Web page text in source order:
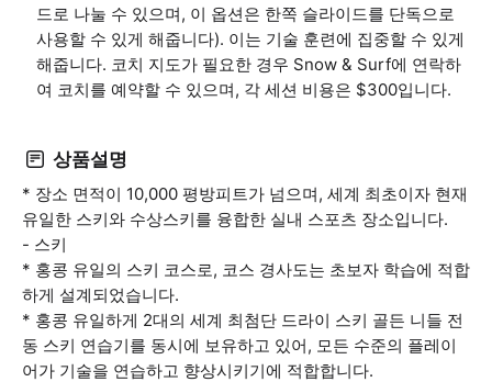
드로 나눌 수 있으며, 이 옵션은 한쪽 슬라이드를 단독으로
사용할 수 있게 해줍니다). 이는 기술 훈련에 집중할 수 있게
해줍니다. 코치 지도가 필요한 경우 Snow & Surf에 연락하
여 코치를 예약할 수 있으며, 각 세션 비용은 $300입니다.
상품설명
* 장소 면적이 10,000 평방피트가 넘으며, 세계 최초이자 현재
유일한 스키와 수상스키를 융합한 실내 스포츠 장소입니다.
- 스키
* 홍콩 유일의 스키 코스로, 코스 경사도는 초보자 학습에 적합
하게 설계되었습니다.
* 홍콩 유일하게 2대의 세계 최첨단 드라이 스키 골든 니들 전
동 스키 연습기를 동시에 보유하고 있어, 모든 수준의 플레이
어가 기술을 연습하고 향상시키기에 적합합니다.